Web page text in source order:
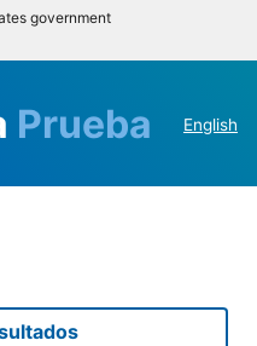
government
Prueba English